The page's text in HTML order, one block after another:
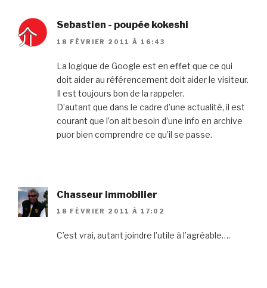
Sebastien - poupée kokeshi
18 FÉVRIER 2011 À 16:43
La logique de Google est en effet que ce qui
doit aider au référencement doit aider le visiteur.
Il est toujours bon de la rappeler.
D’autant que dans le cadre d’une actualité, il est
courant que l’on ait besoin d’une info en archive
puor bien comprendre ce qu’il se passe.
Chasseur immobilier
18 FÉVRIER 2011 À 17:02
C’est vrai, autant joindre l’utile à l’agréable….